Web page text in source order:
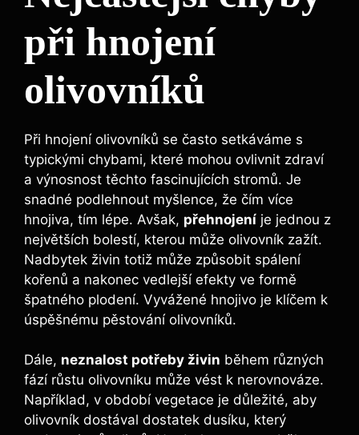
při hnojení
olivovníků
Při hnojení​ olivovníků se často setkáváme s
typickými chybami, které ​mohou ovlivnit zdraví
a‌ výnosnost těchto fascinujících stromů.⁢ Je
snadné‌ podlehnout myšlence, že čím více
‍hnojiva, ⁢tím lépe. Avšak, přehnojení je jednou z
největších bolestí, kterou může olivovník zažít.
‍Nadbytek živin totiž⁣ může způsobit spálení
kořenů ⁢a ‍nakonec‌ vedlejší efekty ve formě
‌špatného plodení. Vyvážené hnojivo je klíčem ​k​
úspěšnému pěstování olivovníků.
Dále, neznalost potřeby živin během ⁢různých
fází růstu olivovníku může⁣ vést k nerovnováze.
Například, v období vegetace je důležité, aby
olivovník ‍dostával dostatek dusíku, který